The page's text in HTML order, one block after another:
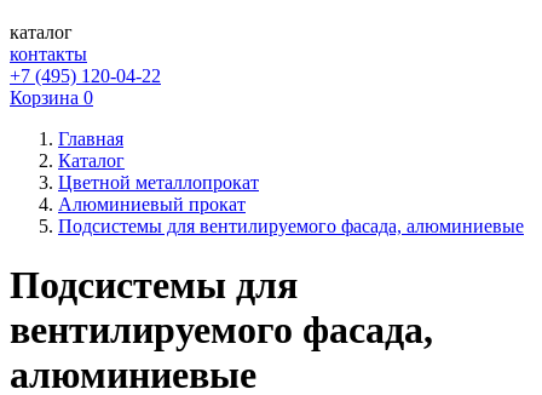
каталог
контакты
+7 (495) 120-04-22
Корзина 0
Главная
Каталог
Цветной металлопрокат
Алюминиевый прокат
Подсистемы для вентилируемого фасада, алюминиевые
Подсистемы для
вентилируемого фасада,
алюминиевые